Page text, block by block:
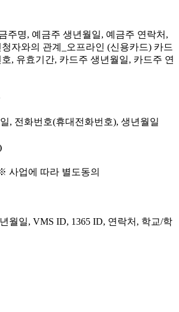
주명, 예금주 생년월일, 예금주 연락처,
자와의 관계_오프라인 (신용카드) 카드
, 유효기간, 카드주 생년월일, 카드주 연
, 전화번호(휴대전화번호), 생년월일
사업에 따라 별도동의
월일, VMS ID, 1365 ID, 연락처, 학교/학